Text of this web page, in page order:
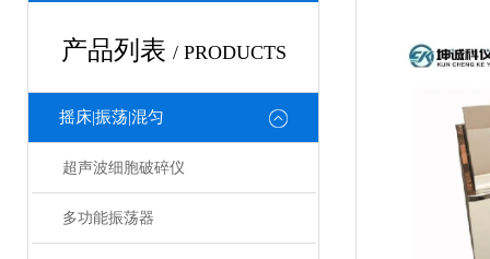
产品列表 / PRODUCTS
摇床|振荡|混匀
超声波细胞破碎仪
多功能振荡器